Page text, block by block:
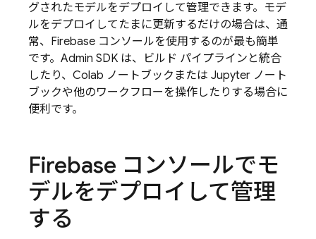
グされたモデルをデプロイして管理できます。モデ
ルをデプロイしてたまに更新するだけの場合は、通
常、 Firebase コンソールを使用するのが最も簡単
です。Admin SDK は、ビルド パイプラインと統合
したり、Colab ノートブックまたは Jupyter ノート
ブックや他のワークフローを操作したりする場合に
便利です。
Firebase コンソールでモ
デルをデプロイして管理
する